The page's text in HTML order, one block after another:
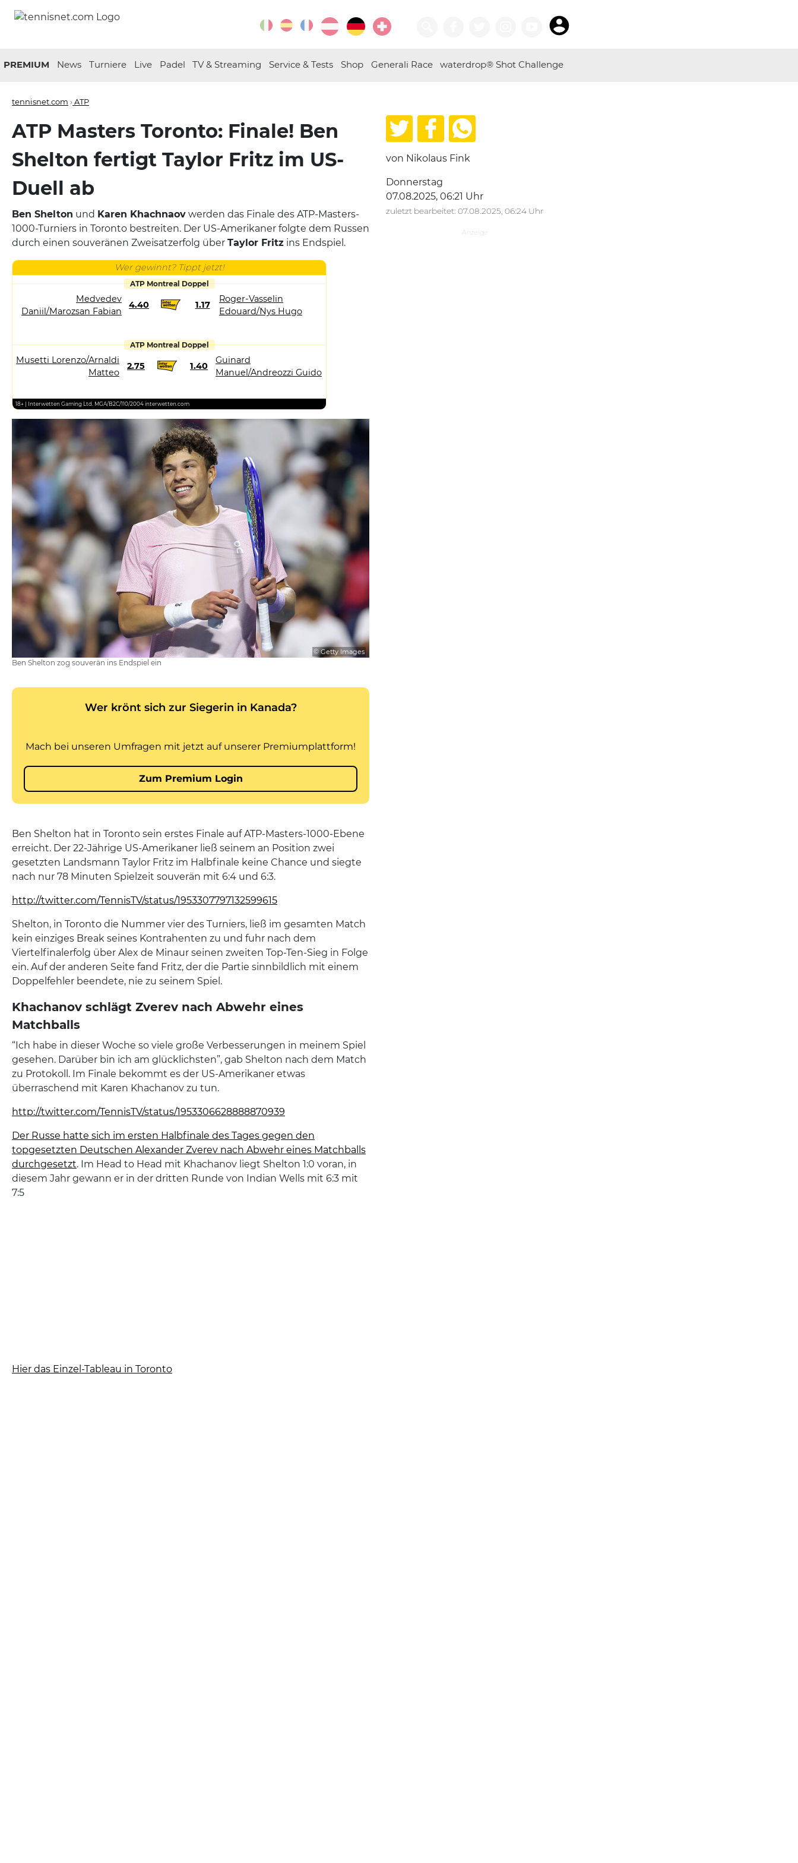
PREMIUM News Turniere Live Padel TV & Streaming Service & Tests Shop Generali Race waterdrop® Shot Challenge
tennisnet.com › ATP
ATP Masters Toronto: Finale! Ben
Shelton fertigt Taylor Fritz im US-
Duell ab
Ben Shelton und Karen Khachnaov werden das Finale des ATP-Masters-
1000-Turniers in Toronto bestreiten. Der US-Amerikaner folgte dem Russen
durch einen souveränen Zweisatzerfolg über Taylor Fritz ins Endspiel.
Wer gewinnt? Tippt jetzt!
ATP Montreal Doppel
Medvedev
Daniil/Marozsan Fabian
4.40 1.17
Roger-Vasselin
Edouard/Nys Hugo
ATP Montreal Doppel
Musetti Lorenzo/Arnaldi
Matteo
2.75 1.40
Guinard
Manuel/Andreozzi Guido
18+ | Interwetten Gaming Ltd. MGA/B2C/110/2004 interwetten.com
© Getty Images
Ben Shelton zog souverän ins Endspiel ein
Ben Shelton hat in Toronto sein erstes Finale auf ATP-Masters-1000-Ebene
erreicht. Der 22-Jährige US-Amerikaner ließ seinem an Position zwei
gesetzten Landsmann Taylor Fritz im Halbfinale keine Chance und siegte
nach nur 78 Minuten Spielzeit souverän mit 6:4 und 6:3.
http://twitter.com/TennisTV/status/1953307797132599615
Shelton, in Toronto die Nummer vier des Turniers, ließ im gesamten Match
kein einziges Break seines Kontrahenten zu und fuhr nach dem
Viertelfinalerfolg über Alex de Minaur seinen zweiten Top-Ten-Sieg in Folge
ein. Auf der anderen Seite fand Fritz, der die Partie sinnbildlich mit einem
Doppelfehler beendete, nie zu seinem Spiel.
Khachanov schlägt Zverev nach Abwehr eines
Matchballs
“Ich habe in dieser Woche so viele große Verbesserungen in meinem Spiel
gesehen. Darüber bin ich am glücklichsten”, gab Shelton nach dem Match
zu Protokoll. Im Finale bekommt es der US-Amerikaner etwas
überraschend mit Karen Khachanov zu tun.
http://twitter.com/TennisTV/status/1953306628888870939
Der Russe hatte sich im ersten Halbfinale des Tages gegen den
topgesetzten Deutschen Alexander Zverev nach Abwehr eines Matchballs
durchgesetzt. Im Head to Head mit Khachanov liegt Shelton 1:0 voran, in
diesem Jahr gewann er in der dritten Runde von Indian Wells mit 6:3 mit
7:5
Hier das Einzel-Tableau in Toronto
von Nikolaus Fink
Donnerstag
07.08.2025, 06:21 Uhr
zuletzt bearbeitet: 07.08.2025, 06:24 Uhr